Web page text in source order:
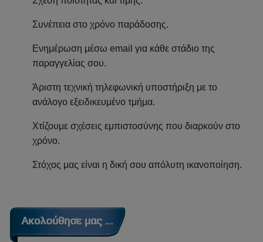
Συνέπεια στο χρόνο παράδοσης.
Ενημέρωση μέσω email για κάθε στάδιο της
παραγγελίας σου.
Άριστη τεχνική τηλεφωνική υποστήριξη με το
ανάλογο εξειδικευμένο τμήμα.
Χτίζουμε σχέσεις εμπιστοσύνης που διαρκούν στο
χρόνο.
Στόχος μας είναι η δική σου απόλυτη ικανοποίηση.